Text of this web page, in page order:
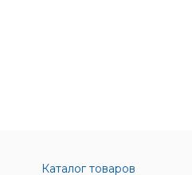
Каталог товаров